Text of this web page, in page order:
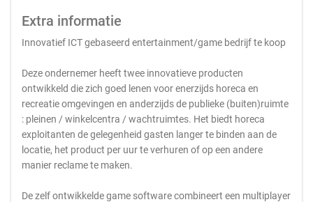
Extra informatie
Innovatief ICT gebaseerd entertainment/game bedrijf te koop
Deze ondernemer heeft twee innovatieve producten
ontwikkeld die zich goed lenen voor enerzijds horeca en
recreatie omgevingen en anderzijds de publieke (buiten)ruimte
: pleinen / winkelcentra / wachtruimtes. Het biedt horeca
exploitanten de gelegenheid gasten langer te binden aan de
locatie, het product per uur te verhuren of op een andere
manier reclame te maken.
De zelf ontwikkelde game software combineert een multiplayer